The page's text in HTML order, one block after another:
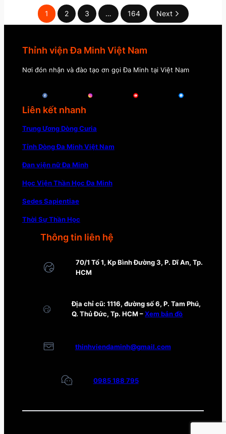
1 2 3 … 164 Next
Thỉnh viện Đa Minh Việt Nam
Nơi đón nhận và đào tạo ơn gọi Đa Minh tại Việt Nam
Liên kết nhanh
Trung Ương Dòng Curia
Tỉnh Dòng Đa Minh Việt Nam
Đan viện nữ Đa Minh
Học Viện Thần Học Đa Minh
Sedes Sapientiae
Thời Sự Thần Học
Thông tin liên hệ
70/1 Tổ 1, Kp Bình Đường 3, P. Dĩ An, Tp.
HCM
Địa chỉ cũ: 1116, đường số 6, P. Tam Phú,
Q. Thủ Đức, Tp. HCM –Xem bản đồ
thinhviendaminh@gmail.com
0985 188 795